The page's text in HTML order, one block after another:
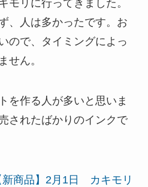
モリに行ってきました。
、人は多かったです。お
ので、タイミングによっ
せん。
を作る人が多いと思いま
されたばかりのインクで
新商品】2月1日 カキモリ